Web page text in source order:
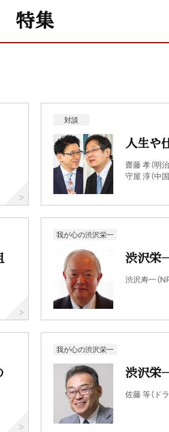
特集
対談
人生や
齋藤 孝（明
守屋 淳（中
我が心の渋沢栄一
渋沢栄
渋沢寿一（
我が心の渋沢栄一
渋沢栄
佐藤 等（ド